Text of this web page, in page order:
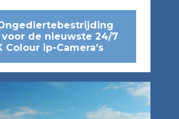
voor de nieuwste 24/7
Colour ip-Camera’s